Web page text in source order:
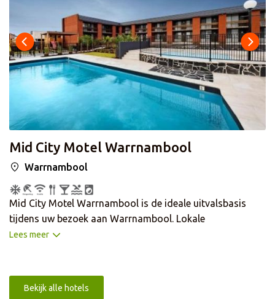
u ervoor kiezen om het treinstation Southern Cross,
tegenover het hotel, te gebruiken. Het hotel beschikt over
twee stijlvolle restaurants en bars, een lounge om tot rust
te komen en een fitnesscentrum om uw verblijf nog
specialer te maken. De kamers van dit charmante hotel
zijn gezellig ingericht en voorzien van gratis WiFi, TV,
thee- en koffiefaciliteiten, airconditioning en een
badkamer met bad en/of douche. Tijdens uw verblijf bij
Batman’s Hill On Collins ligt Melbourne aan uw voeten!
Mid City Motel Warrnambool
Warrnambool
Mid City Motel Warrnambool is de ideale uitvalsbasis
tijdens uw bezoek aan Warrnambool. Lokale
bezienswaardigheden zijn onder andere Warrnambool
fantastische stranden liggen op minder dan 5 minuten
rijden. Er is dus meer dan genoeg te doen in de buurt.
Lees meer
Bekijk alle hotels